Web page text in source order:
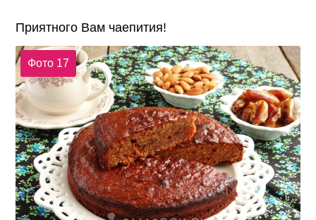
Приятного Вам чаепития!
Фото 17